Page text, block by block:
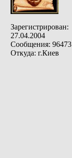
Зарегистрирован:
27.04.2004
Сообщения: 96473
Откуда: г.Киев